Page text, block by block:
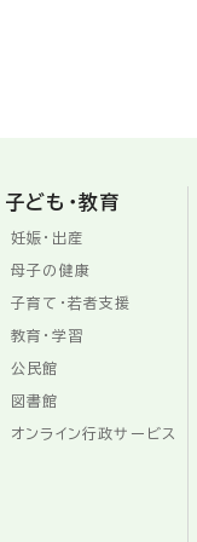
子ども・教育
妊娠・出産
母子の健康
子育て・若者支援
教育・学習
公民館
図書館
オンライン行政サービス